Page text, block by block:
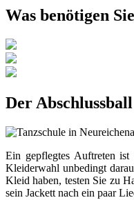
Was benötigen
Der
Ein gepflegtes Auftreten
Kleiderwahl unbedingt
Kleid haben, testen Sie zu
sein Jackett nach ein paar